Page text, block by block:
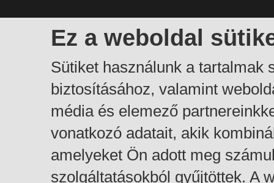
Ez a weboldal
Sütiket használunk a tartalmak
biztosításához, valamint
média és elemező
vonatkozó adatait, akik
amelyeket Ön adott meg
szolgáltatásokból gyűjtöttek. A